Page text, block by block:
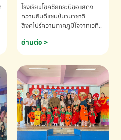
คณิตคิดเร็วนานาชาติ
ครั้งที่ 46 ประจำปี 2569
ณ ประเทศสิงคโปร์
โรงเรียนโชคชัยกระบี่ขอแสดง
ความยินดีแชมป์นานาชาติ
สิงคโปร์ความภาคภูมิใจจากเวที
ด.ช.พัทธนันท์ พรหมพันธ์ ชั้น
อนุบาล EP K3 โรงเรียนโชคชัย
แข่งขันคณิตศาสตร์และคณิตคิด
เร็วนานาชาติ ครั้งที่ 46 ประจำปี
2569 ณ ประเทศสิงคโปร์
INTERNATIONAL
MATHEMATICS AND
MENTAL ARITHMETIC
COMPETITION 2026 - ถ้วย
รางวัลรองชนะเลิศอันดับที่ 2
อ่านต่อ >